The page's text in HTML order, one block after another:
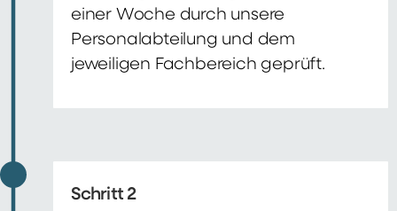
einer Woche durch unsere
Personalabteilung und dem
jeweiligen Fachbereich geprüft.
Schritt 2